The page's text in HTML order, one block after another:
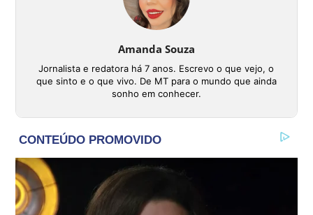
Amanda Souza
Jornalista e redatora há 7 anos. Escrevo o que vejo, o
que sinto e o que vivo. De MT para o mundo que ainda
sonho em conhecer.